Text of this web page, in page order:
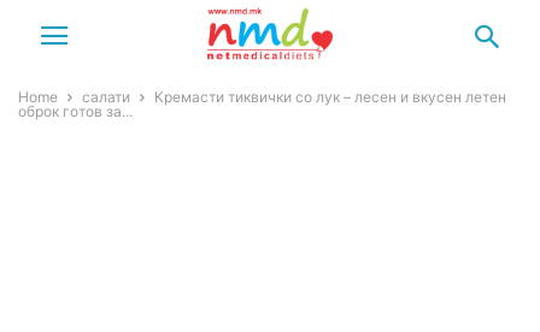
Home салати
Кремасти тиквички со лук – лесен и вкусен летен
оброк готов за...